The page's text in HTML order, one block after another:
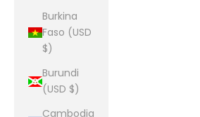
Burkina
Faso (USD
$)
Burundi
(USD $)
Cambodia